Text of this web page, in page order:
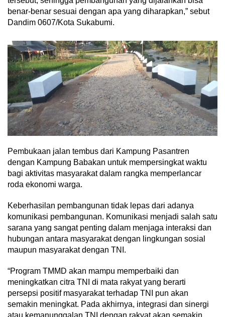
benar-benar sesuai dengan apa yang diharapkan,” sebut
Dandim 0607/Kota Sukabumi.
Pembukaan jalan tembus dari Kampung Pasantren
dengan Kampung Babakan untuk mempersingkat waktu
bagi aktivitas masyarakat dalam rangka memperlancar
roda ekonomi warga.
Keberhasilan pembangunan tidak lepas dari adanya
komunikasi pembangunan. Komunikasi menjadi salah satu
sarana yang sangat penting dalam menjaga interaksi dan
hubungan antara masyarakat dengan lingkungan sosial
maupun masyarakat dengan TNI.
“Program TMMD akan mampu memperbaiki dan
meningkatkan citra TNI di mata rakyat yang berarti
persepsi positif masyarakat terhadap TNI pun akan
semakin meningkat. Pada akhirnya, integrasi dan sinergi
atau kemanunggalan TNI dengan rakyat akan semakin